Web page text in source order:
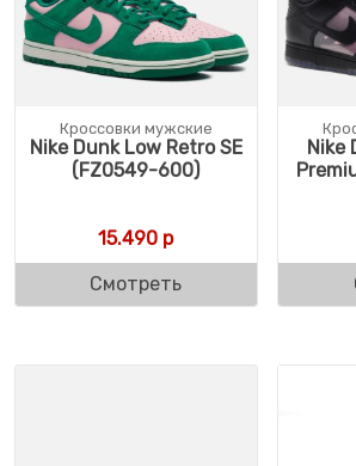
Кроссовки мужские
Nike Dunk Low Retro SE
(FZ0549-600)
15.490 р
Смотреть
Nike